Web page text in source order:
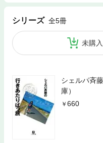
シリーズ 全5冊
未購
シェルパ斉
庫）
660